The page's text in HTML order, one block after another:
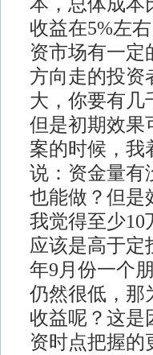
收益在5%左
资市场有一定
方向走的投资
大，你要有几
但是初期效果
案的时候，我
说：资金量有
也能做？但是
我觉得至少10
应该是高于定
年9月份一个
仍然很低，那
收益呢？这是
资时点把握的